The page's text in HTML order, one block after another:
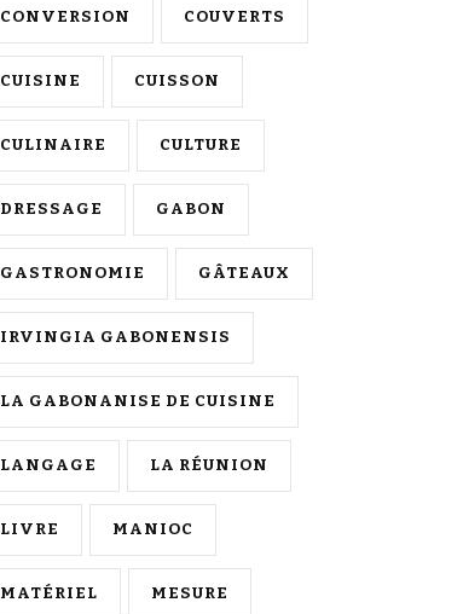
CONVERSION COUVERTS
CUISINE CUISSON
CULINAIRE CULTURE
DRESSAGE GABON
GASTRONOMIE GÂTEAUX
IRVINGIA GABONENSIS
LA GABONANISE DE CUISINE
LANGAGE LA RÉUNION
LIVRE MANIOC
MATÉRIEL MESURE